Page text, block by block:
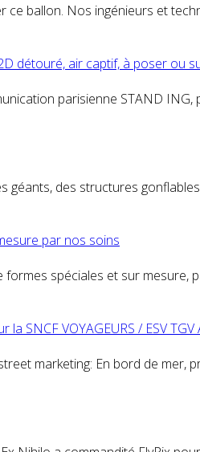
ce ballon. Nos ingénieurs et
détouré, air captif, à poser ou
parisienne STAND
des structures
par nos soins
spéciales et sur mesure,
SNCF VOYAGEURS / ESV TGV
marketing: En bord de